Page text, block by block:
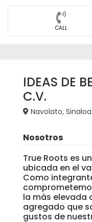
CALL
IDEAS DE
C.V.
Navolato, Sinaloa.
Nosotros
True Roots es
ubicada en el
Como
la más elevada
agregado que
gustos de